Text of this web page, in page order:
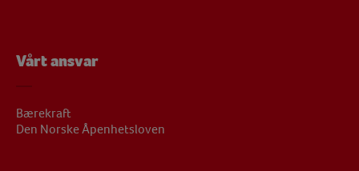
Vårt ansvar
Bærekraft
Den Norske Åpenhetsloven